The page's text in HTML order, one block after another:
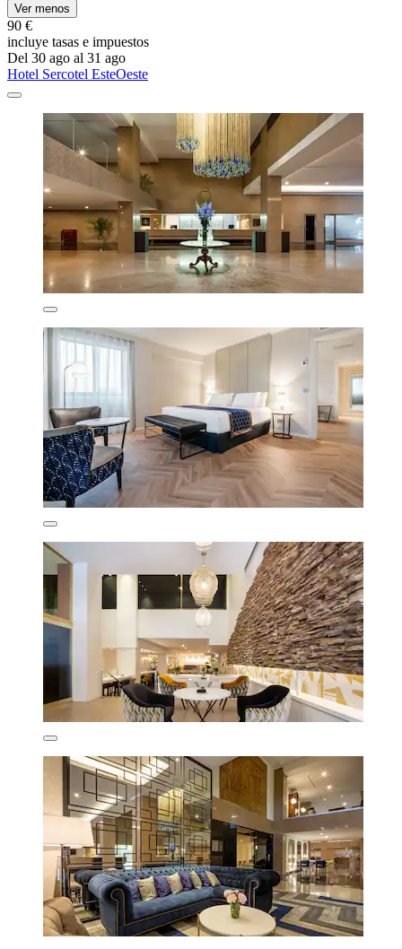
Ver menos
90 €
incluye tasas e impuestos
Del 30 ago al 31 ago
Hotel Sercotel EsteOeste